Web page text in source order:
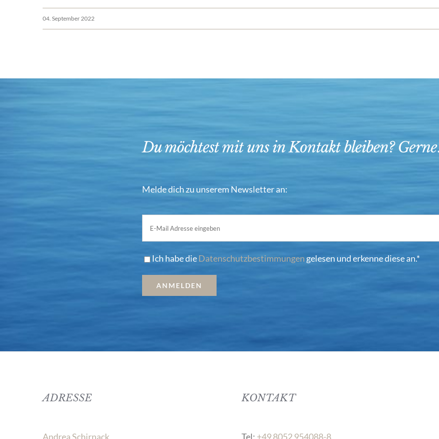
04. September 2022
Du möchtest mit uns in Kontakt bleiben?
Melde dich zu unserem Newsletter an:
Ich habe dieDatenschutzbestimmungen gelesen und erkenne diese an.*
ADRESSE
Andrea Schirnack
KONTAKT
Tel: +49 8052 954088-8